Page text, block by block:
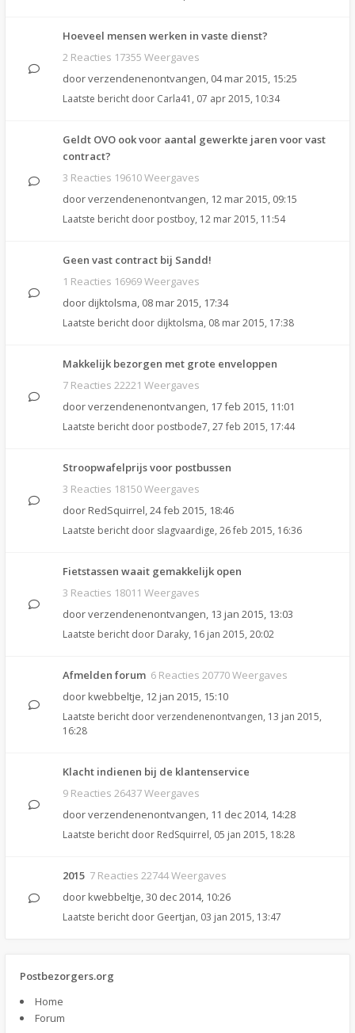
Hoeveel mensen werken in vaste dienst?
2 Reacties 17355 Weergaves
doorverzendenenontvangen, 04 mar 2015, 15:25
Laatste bericht door Carla41 , 07 apr 2015, 10:34
Geldt OVO ook voor aantal gewerkte jaren voor vast
contract?
3 Reacties 19610 Weergaves
doorverzendenenontvangen, 12 mar 2015, 09:15
Laatste bericht door postboy, 12 mar 2015, 11:54
Geen vast contract bij Sandd!
1 Reacties 16969 Weergaves
door dijktolsma, 08 mar 2015, 17:34
Laatste bericht door dijktolsma, 08 mar 2015, 17:38
Makkelijk bezorgen met grote enveloppen
7 Reacties 22221 Weergaves
doorverzendenenontvangen, 17 feb 2015, 11:01
Laatste bericht door postbode7, 27 feb 2015, 17:44
Stroopwafelprijs voor postbussen
3 Reacties 18150 Weergaves
door RedSquirrel,24 feb 2015, 18:46
Laatste bericht door slagvaardige, 26 feb 2015, 16:36
Fietstassen waait gemakkelijk open
3 Reacties 18011 Weergaves
doorverzendenenontvangen, 13 jan 2015, 13:03
Laatste bericht door Daraky, 16 jan 2015, 20:02
Afmelden forum 6 Reacties 20770 Weergaves
door kwebbeltje, 12 jan 2015, 15:10
Laatste bericht doorverzendenenontvangen, 13 jan 2015,
16:28
Klacht indienen bij de klantenservice
9 Reacties 26437 Weergaves
doorverzendenenontvangen, 11 dec 2014, 14:28
Laatste bericht door RedSquirrel, 05 jan 2015, 18:28
2015 7 Reacties 22744 Weergaves
door kwebbeltje,30 dec 2014, 10:26
Laatste bericht door Geertjan, 03 jan 2015, 13:47
Postbezorgers.org
Home
Forum